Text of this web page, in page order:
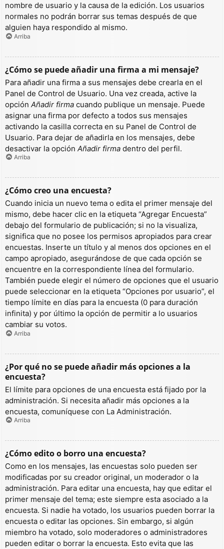
nombre de usuario y la causa de la edición. Los usuarios
normales no podrán borrar sus temas después de que
alguien haya respondido al mismo.
Arriba
¿Cómo se puede añadir una firma a mi mensaje?
Para añadir una firma a sus mensajes debe crearla en el
Panel de Control de Usuario. Una vez creada, active la
opción Añadir firma cuando publique un mensaje. Puede
asignar una firma por defecto a todos sus mensajes
activando la casilla correcta en su Panel de Control de
Usuario. Para dejar de añadirla en los mensajes, debe
desactivar la opción Añadir firma dentro del perfil.
Arriba
¿Cómo creo una encuesta?
Cuando inicia un nuevo tema o edita el primer mensaje del
mismo, debe hacer clic en la etiqueta “Agregar Encuesta”
debajo del formulario de publicación; si no la visualiza,
significa que no posee los permisos apropiados para crear
encuestas. Inserte un título y al menos dos opciones en el
campo apropiado, asegurándose de que cada opción se
encuentre en la correspondiente línea del formulario.
También puede elegir el número de opciones que el usuario
puede seleccionar en la etiqueta “Opciones por usuario”, el
tiempo límite en días para la encuesta (0 para duración
infinita) y por último la opción de permitir a lo usuarios
cambiar su votos.
Arriba
¿Por qué no se puede añadir más opciones a la
encuesta?
El límite para opciones de una encuesta está fijado por la
administración. Si necesita añadir más opciones a la
encuesta, comuníquese con La Administración.
Arriba
¿Cómo edito o borro una encuesta?
Como en los mensajes, las encuestas solo pueden ser
modificadas por su creador original, un moderador o la
administración. Para editar una encuesta, hay que editar el
primer mensaje del tema; este siempre esta asociado a la
encuesta. Si nadie ha votado, los usuarios pueden borrar la
encuesta o editar las opciones. Sin embargo, si algún
miembro ha votado, solo moderadores o administradores
pueden editar o borrar la encuesta. Esto evita que las